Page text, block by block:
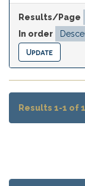
Results/Page
In order
Results 1-1 of